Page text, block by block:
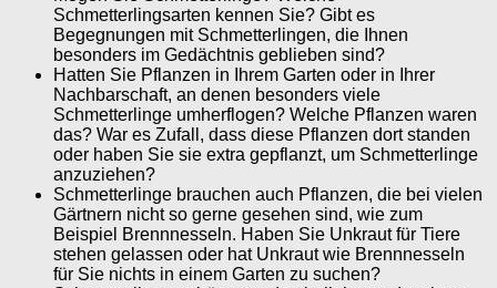
Schmetterlingsarten kennen Sie? Gibt es
Begegnungen mit Schmetterlingen, die Ihnen
besonders im Gedächtnis geblieben sind?
Hatten Sie Pflanzen in Ihrem Garten oder in Ihrer
Nachbarschaft, an denen besonders viele
Schmetterlinge umherflogen? Welche Pflanzen waren
das? War es Zufall, dass diese Pflanzen dort standen
oder haben Sie sie extra gepflanzt, um Schmetterlinge
anzuziehen?
Schmetterlinge brauchen auch Pflanzen, die bei vielen
Gärtnern nicht so gerne gesehen sind, wie zum
Beispiel Brennnesseln. Haben Sie Unkraut für Tiere
stehen gelassen oder hat Unkraut wie Brennnesseln
für Sie nichts in einem Garten zu suchen?